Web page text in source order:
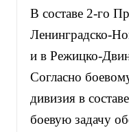
В составе 2-го
Ленинградско-
и в Режицко-
Согласно
дивизия в
боевую задачу